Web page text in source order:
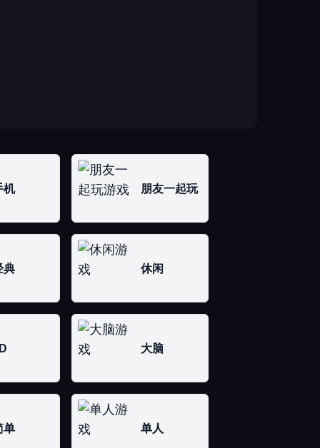
机 朋友一起玩
典 休闲
大脑
单 单人